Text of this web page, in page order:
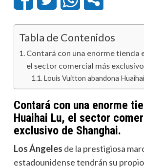
Tabla de Contenidos
Contará con una enorme tienda
el sector comercial más exclusivo
Louis Vuitton abandona
Contará con una enorme
Huaihai Lu, el sector
exclusivo de Shanghai.
Los Ángeles de la prestigiosa
estadounidense tendrán su